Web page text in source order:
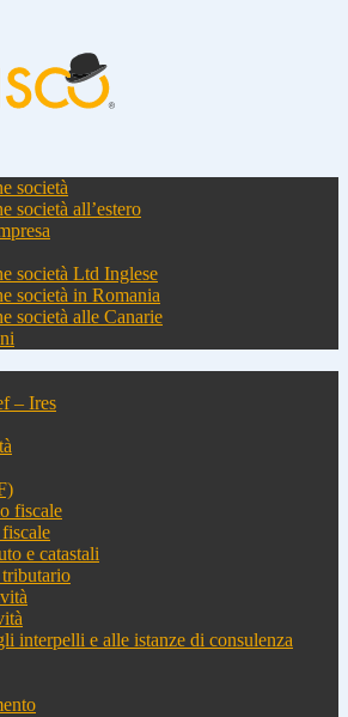
società
società all’estero
società Ltd Inglese
società in Romania
società alle Canarie
– Ires
fiscale
e catastali
interpelli e alle istanze di consulenza